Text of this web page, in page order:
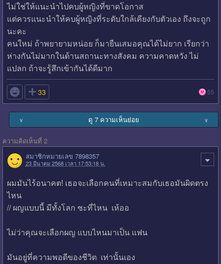
ไม่ใช่ให้แนะนำไปคบผู้หญิงที่ขาดโอกาส
แต่ควรแนะนำให้คบผู้หญิงที่ระดับใกล้เคียงกับตัวเอง ถึงจะถูก
นะคะ
คนใหม่ ถ้าพยายามหน่อย ก็มายืนเสมอคุณได้ไม่ยาก เรียกว่า
ห่างกันไม่มากในด้านสถานะทางสังคม ความคาดหวัง ไม่
แปลก ถ้าจะรู้สึกเข้ากันได้ดีมาก
 33 55
∨ ดู 7 ความเห็นย่อย ∨
ความคิดเห็นที่ 2
สมาชิกหมายเลข 7898357
23 มีนาคม 2568 เวลา 17:53:18 น.
ผมมันไร้อนาคต! เธอจะเลือกคนที่เหมาะสมกับเธอมันผิดตรง
ไหน
// ผญแบบนี้ มีทั้งโลก ซะที่ไหน เห้ออ
ไม่ว่าคุณจะเลือกผญ แบบไหนมาเป็น แฟน
มันอยู่ที่ความพอดีของชีวิต เท่านั้นเอง